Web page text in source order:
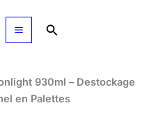
Rechercher
930ml – Destockage
en Palettes